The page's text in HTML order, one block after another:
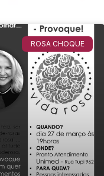
ROSA CHOQUE